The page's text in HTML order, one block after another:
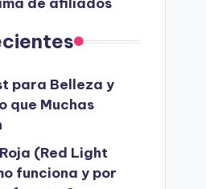
para Belleza y
que Muchas
(Red Light
funciona y por